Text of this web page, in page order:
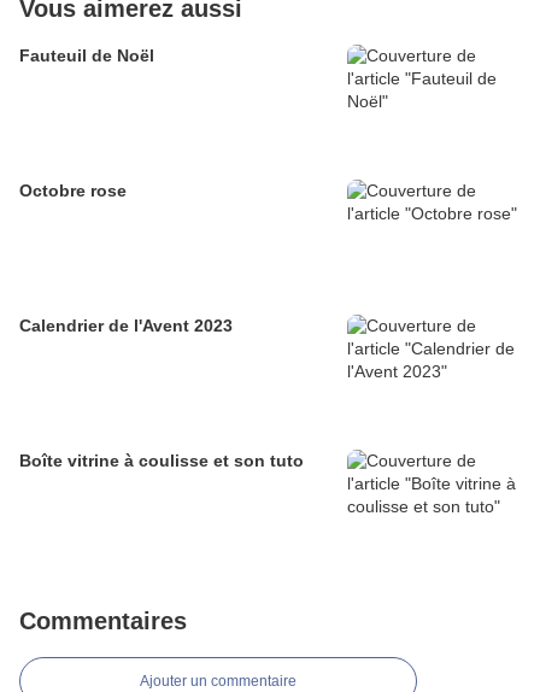
Vous aimerez aussi
Fauteuil de Noël
Octobre rose
Calendrier de l'Avent 2023
Boîte vitrine à coulisse et son tuto
Commentaires
Ajouter un commentaire